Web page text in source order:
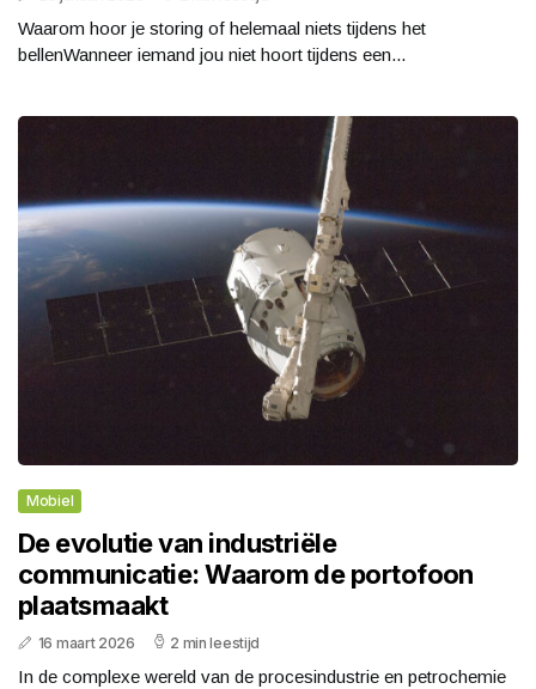
Waarom hoor je storing of helemaal niets tijdens het
bellenWanneer iemand jou niet hoort tijdens een...
Mobiel
De evolutie van industriële
communicatie: Waarom de portofoon
plaatsmaakt
16 maart 2026 2 min leestijd
In de complexe wereld van de procesindustrie en petrochemie